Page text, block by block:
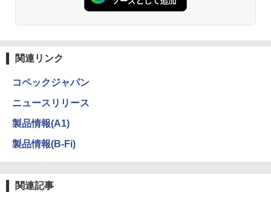
関連リンク
コペックジャパン
ニュースリリース
製品情報(A1)
製品情報(B-Fi)
関連記事